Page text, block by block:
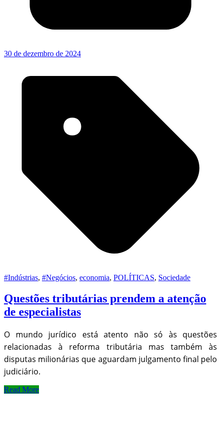
30 de dezembro de 2024
#Indústrias, #Negócios, economia, POLÍTICAS, Sociedade
Questões tributárias prendem a atenção
de especialistas
O mundo jurídico está atento não só às questões
relacionadas à reforma tributária mas também às
disputas milionárias que aguardam julgamento final pelo
judiciário.
Read More